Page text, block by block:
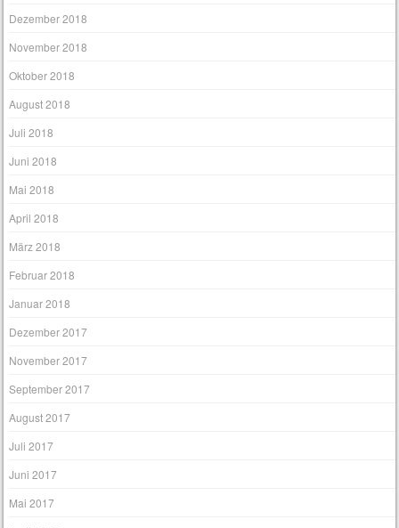
Dezember 2018
November 2018
Oktober 2018
August 2018
Juli 2018
Juni 2018
Mai 2018
April 2018
März 2018
Februar 2018
Januar 2018
Dezember 2017
November 2017
September 2017
August 2017
Juli 2017
Juni 2017
Mai 2017